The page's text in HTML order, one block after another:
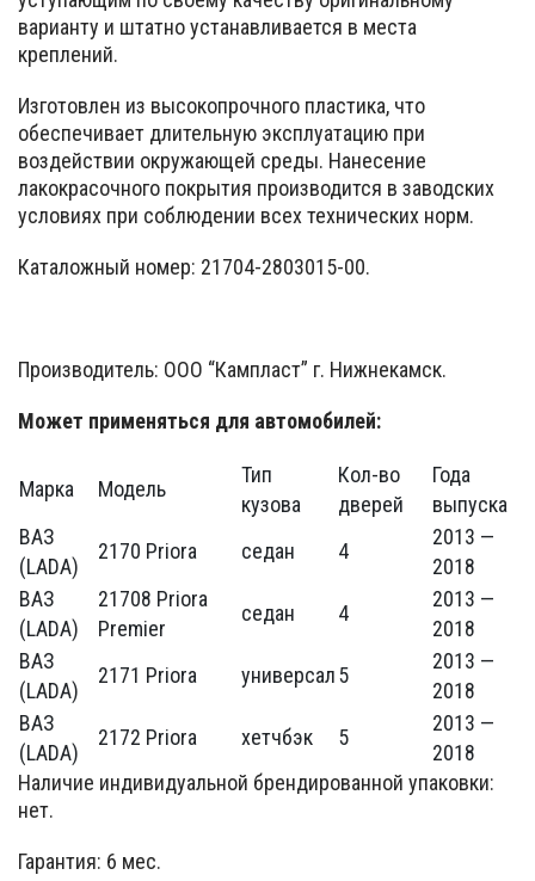
варианту и штатно устанавливается в места
креплений.
Изготовлен из высокопрочного пластика, что
обеспечивает длительную эксплуатацию при
воздействии окружающей среды. Нанесение
лакокрасочного покрытия производится в заводских
условиях при соблюдении всех технических норм.
Каталожный номер: 21704-2803015-00.
Производитель: ООО “Кампласт” г. Нижнекамск.
Может применяться для автомобилей:
Марка Модель
Тип
кузова
Кол-во
дверей
Года
выпуска
ВАЗ
(LADA)
2170 Priora седан 4
2013 —
2018
ВАЗ
(LADA)
21708 Priora
Premier
седан 4
2013 —
2018
ВАЗ
(LADA)
2171 Priora универсал5
2013 —
2018
ВАЗ
(LADA)
2172 Priora хетчбэк 5
2013 —
2018
Наличие индивидуальной брендированной упаковки:
нет.
Гарантия: 6 мес.